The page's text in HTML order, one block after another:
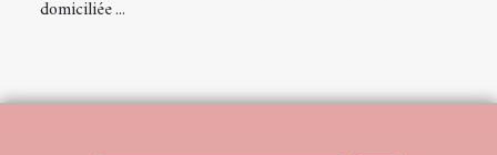
domiciliée ...